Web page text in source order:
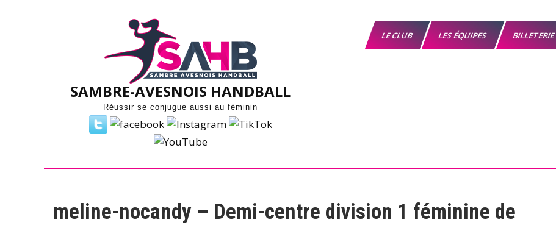
SAMBRE-AVESNOIS HANDBALL
Réussir se conjugue aussi au féminin
LE CLUB LES ÉQUIPES BILLETERIE
meline-nocandy – Demi-centre division 1 féminine de